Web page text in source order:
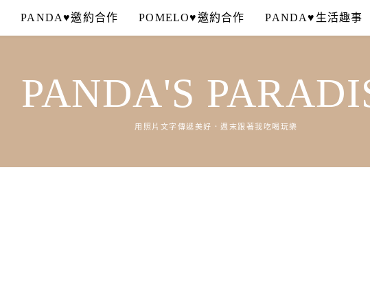
PANDA♥邀約合作 POMELO♥邀約合作 PANDA♥生活趣事
PANDA'S
用照片文字傳遞美好．週末跟著我吃喝玩樂